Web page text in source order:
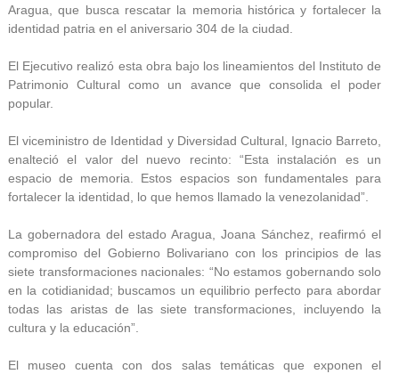
Aragua, que busca rescatar la memoria histórica y fortalecer la
identidad patria en el aniversario 304 de la ciudad.
El Ejecutivo realizó esta obra bajo los lineamientos del Instituto de
Patrimonio Cultural como un avance que consolida el poder
popular.
El viceministro de Identidad y Diversidad Cultural, Ignacio Barreto,
enalteció el valor del nuevo recinto: “Esta instalación es un
espacio de memoria. Estos espacios son fundamentales para
fortalecer la identidad, lo que hemos llamado la venezolanidad”.
La gobernadora del estado Aragua, Joana Sánchez, reafirmó el
compromiso del Gobierno Bolivariano con los principios de las
siete transformaciones nacionales: “No estamos gobernando solo
en la cotidianidad; buscamos un equilibrio perfecto para abordar
todas las aristas de las siete transformaciones, incluyendo la
cultura y la educación”.
El museo cuenta con dos salas temáticas que exponen el